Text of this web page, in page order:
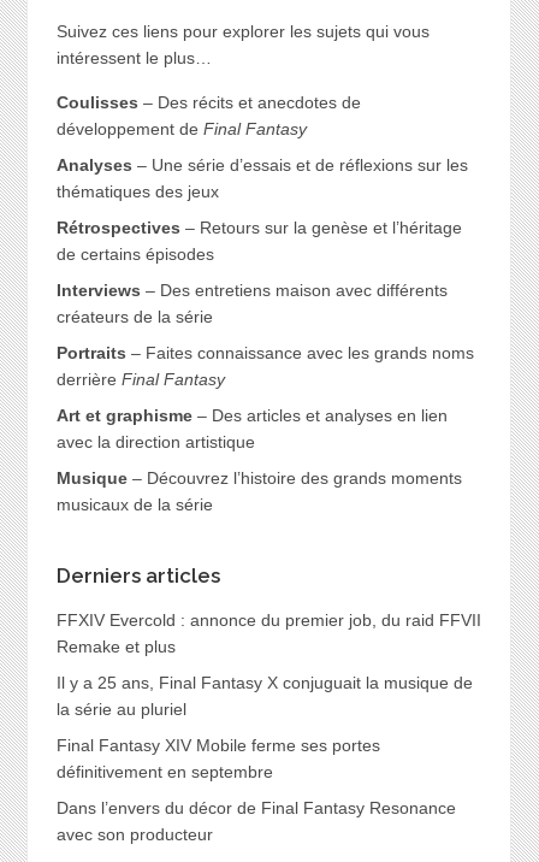
Suivez ces liens pour explorer les sujets qui vous
intéressent le plus…
Coulisses – Des récits et anecdotes de
développement de Final Fantasy
Analyses – Une série d’essais et de réflexions sur les
thématiques des jeux
Rétrospectives – Retours sur la genèse et l’héritage
de certains épisodes
Interviews – Des entretiens maison avec différents
créateurs de la série
Portraits – Faites connaissance avec les grands noms
derrière Final Fantasy
Art et graphisme– Des articles et analyses en lien
avec la direction artistique
Musique– Découvrez l’histoire des grands moments
musicaux de la série
Derniers articles
FFXIV Evercold : annonce du premier job, du raid FFVII
Remake et plus
Il y a 25 ans, Final Fantasy X conjuguait la musique de
la série au pluriel
Final Fantasy XIV Mobile ferme ses portes
définitivement en septembre
Dans l’envers du décor de Final Fantasy Resonance
avec son producteur